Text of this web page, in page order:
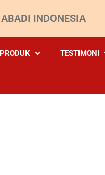
INDONESIA
PRODUK TESTIMONI